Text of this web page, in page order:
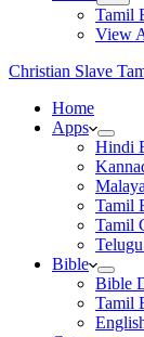
Tamil
View
Christian Slave
Home
Apps
Hindi
Tamil
Tamil
Bible
Bible
Tamil